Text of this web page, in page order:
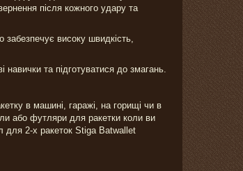
після кожного удару та
забезпечує високу швидкість,
та підготуватися до змагань.
в машині, гаражі, на горищі чи в
або футляри для ракетки коли ви
для 2-х ракеток Stiga Batwallet